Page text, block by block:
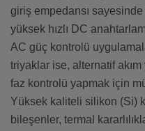
giriş empedansı
yüksek hızlı DC
AC güç kontrolü
triyaklar ise, alternatif
faz kontrolü yapmak için
Yüksek kaliteli silikon (Si)
bileşenler, termal